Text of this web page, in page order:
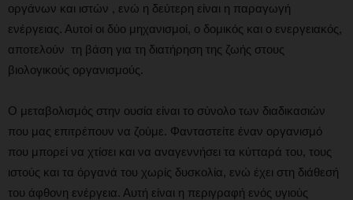
οργάνων και ιστών , ενώ η δεύτερη είναι η παραγωγή
ενέργειας. Αυτοί οι δύο μηχανισμοί, ο δομικός και ο ενεργειακός,
αποτελούν τη βάση για τη διατήρηση της ζωής στους
βιολογικούς οργανισμούς.
Ο μεταβολισμός στην ουσία είναι το σύνολο των διαδικασιών
που μας επιτρέπουν να ζούμε. Φανταστείτε έναν οργανισμό
που μπορεί να χτίσει και να αναγεννήσει τα κύτταρά του, τους
ιστούς και τα όργανά του χωρίς δυσκολία, ενώ έχει στη διάθεσή
του άφθονη ενέργεια. Αυτή είναι η περιγραφή ενός υγιούς